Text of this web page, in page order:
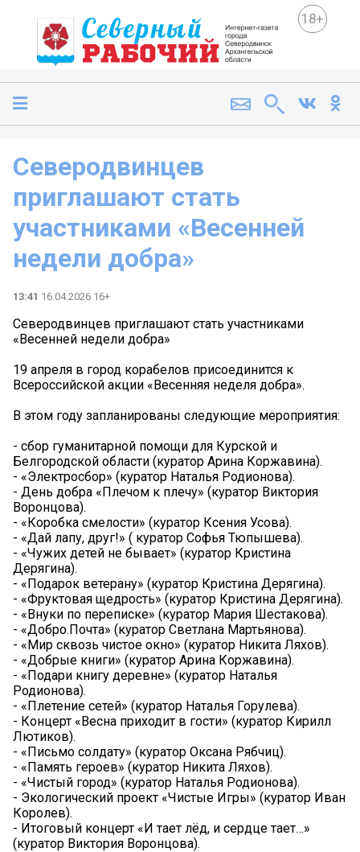
18+
Северодвинцев
приглашают стать
участниками «Весенней
недели добра»
13:41 16.04.2026 16+
Северодвинцев приглашают стать участниками
«Весенней недели добра»
19 апреля в город корабелов присоединится к
Всероссийской акции «Весенняя неделя добра».
В этом году запланированы следующие мероприятия:
- сбор гуманитарной помощи для Курской и
Белгородской области (куратор Арина Коржавина).
- «Электросбор» (куратор Наталья Родионова).
- День добра «Плечом к плечу» (куратор Виктория
Воронцова).
- «Коробка смелости» (куратор Ксения Усова).
- «Дай лапу, друг!» ( куратор Софья Тюпышева).
- «Чужих детей не бывает» (куратор Кристина
Дерягина).
- «Подарок ветерану» (куратор Кристина Дерягина).
- «Фруктовая щедрость» (куратор Кристина Дерягина).
- «Внуки по переписке» (куратор Мария Шестакова).
- «Добро.Почта» (куратор Светлана Мартьянова).
- «Мир сквозь чистое окно» (куратор Никита Ляхов).
- «Добрые книги» (куратор Арина Коржавина).
- «Подари книгу деревне» (куратор Наталья
Родионова).
- «Плетение сетей» (куратор Наталья Горулева).
- Концерт «Весна приходит в гости» (куратор Кирилл
Лютиков).
- «Письмо солдату» (куратор Оксана Рябчиц).
- «Память героев» (куратор Никита Ляхов).
- «Чистый город» (куратор Наталья Родионова).
- Экологический проект «Чистые Игры» (куратор Иван
Королев).
- Итоговый концерт «И тает лёд, и сердце тает…»
(куратор Виктория Воронцова).